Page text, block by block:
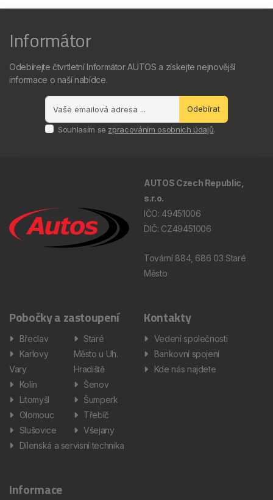
Informátor
Odebírejte čtvrtletní Informátor AUTOS a získejte nejnovější
informace o naší nabídce.
Odebírat
Souhlasím se zpracováním osobních údajů.
AUTOS Czech Republic,
s.r.o.
IČO: 49451006
DIČ: CZ49451006
Tovární 884, 686 03 Staré
Město
Pobočky a zastoupení
Břeclav
Karlovy
Vary
Kolín
Litomyšl
Olomouc
Slušovice
Staré
Město u Uh.
Hradiště
Šenov
Šumperk
Třebíč
Všejany
Dílenská a servisní technika
Kontakty
Vedení společnosti
Bankovní spojení
Kde nás najdete
Informace